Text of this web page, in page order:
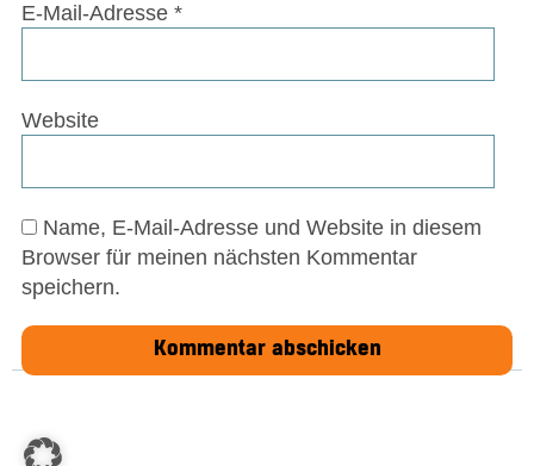
E-Mail-Adresse *
Website
Name, E-Mail-Adresse und Website in diesem
Browser für meinen nächsten Kommentar
speichern.